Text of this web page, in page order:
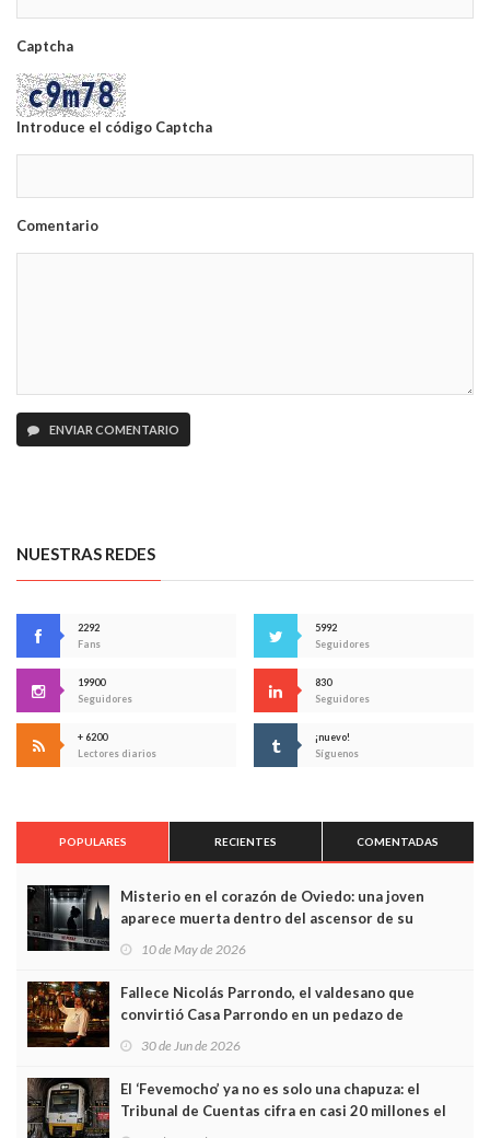
Captcha
Introduce el código Captcha
Comentario
ENVIAR COMENTARIO
NUESTRAS REDES
2292
Fans
5992
Seguidores
19900
Seguidores
830
Seguidores
+ 6200
Lectores diarios
¡nuevo!
Síguenos
POPULARES RECIENTES COMENTADAS
Misterio en el corazón de Oviedo: una joven
aparece muerta dentro del ascensor de su
edificio y las cámaras captan sus últimos minutos
10 de May de 2026
Fallece Nicolás Parrondo, el valdesano que
convirtió Casa Parrondo en un pedazo de
Asturias en Madrid
30 de Jun de 2026
El ‘Fevemocho’ ya no es solo una chapuza: el
Tribunal de Cuentas cifra en casi 20 millones el
sobrecoste de los trenes que no cabían por los